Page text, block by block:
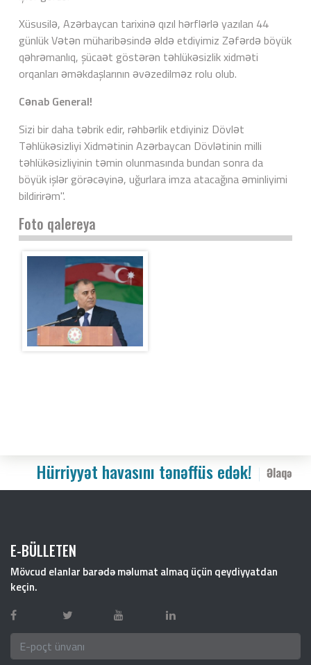
Xüsusilə, Azərbaycan tarixinə qızıl hərflərlə yazılan 44
günlük Vətən müharibəsində əldə etdiyimiz Zəfərdə böyük
qəhrəmanlıq, şücaət göstərən təhlükəsizlik xidməti
orqanları əməkdaşlarının əvəzedilməz rolu olub.
Cənab General!
Sizi bir daha təbrik edir, rəhbərlik etdiyiniz Dövlət
Təhlükəsizliyi Xidmətinin Azərbaycan Dövlətinin milli
təhlükəsizliyinin təmin olunmasında bundan sonra da
böyük işlər görəcəyinə, uğurlara imza atacağına əminliyimi
bildirirəm".
Foto qalereya
Hürriyyət havasını tənəffüs edək! Əlaqə
E-BÜLLETEN
Mövcud elanlar barədə məlumat almaq üçün qeydiyyatdan
keçin.